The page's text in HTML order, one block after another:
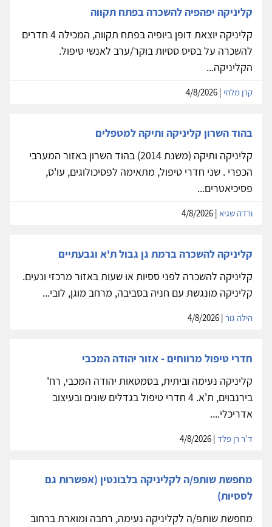
קליניקה יפהפיה להשכרה בפתח תקווה
קליניקה יוצאת דופן ביופיה בפתח תקווה, המכילה 4 חדרים
להשכרה על בסיס ססיות בוקר/ערב לאנשי טיפול.
הקליניקה...
קרן מלחי
בהוד השרון קליניקה ותיקה למטפלים
קליניקה ותיקה (משנת 2014) בהוד השרון באזור המערבי
הכפרי . שני חדרי טיפול, מתאימה לפסיכולוגים, עו'ס,
פסיכיאטרים...
ורדה שגיא
קליניקה להשכרה ברמת גן גבול ת'א וגבעתיים
קליניקה להשכרה לפני ססיות או שעות באזור מרכזי ונעים.
קליניקה מונגשת עם חניה בסביבה, מרחב מוגן, לובי...
הילה גור
חדרי טיפול מרווחים - אזור יהודה המכבי
קליניקה נעימה וביתית, בסמטאות יהודה המכבי, רח'
בירנבוים, ת'א. 4 חדרי טיפול בגדלים שונים ובעיצוב
אדריכלי....
ד'ר רן פלד
מחפשת שותפ/ה לקליניקה בלבונטין (אפשרות גם
לססיות)
מחפשת שותפ/ה לקליניקה נעימה, רחבה ומוארת ברחוב